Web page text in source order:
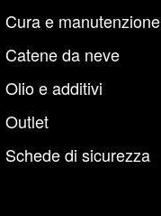
Cura e manutenzione
Catene da neve
Olio e additivi
Outlet
Schede di sicurezza